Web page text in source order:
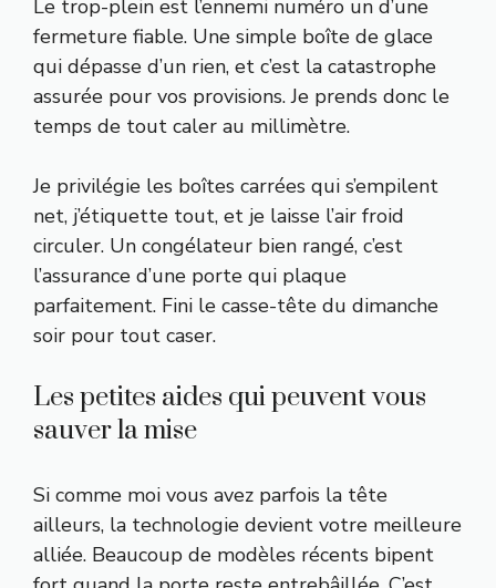
Le trop-plein est l’ennemi numéro un d’une
fermeture fiable. Une simple boîte de glace
qui dépasse d’un rien, et c’est la catastrophe
assurée pour vos provisions. Je prends donc le
temps de tout caler au millimètre.
Je privilégie les boîtes carrées qui s’empilent
net, j’étiquette tout, et je laisse l’air froid
circuler. Un congélateur bien rangé, c’est
l’assurance d’une porte qui plaque
parfaitement. Fini le casse-tête du dimanche
soir pour tout caser.
Les petites aides qui peuvent vous
sauver la mise
Si comme moi vous avez parfois la tête
ailleurs, la technologie devient votre meilleure
alliée. Beaucoup de modèles récents bipent